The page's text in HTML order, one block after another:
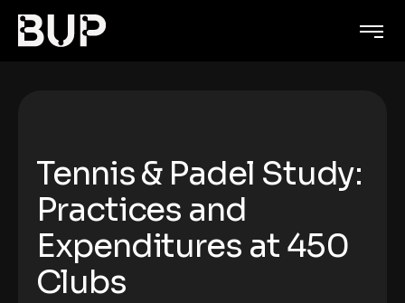
Tennis & Padel Study:
Practices and
Expenditures at 450
Clubs